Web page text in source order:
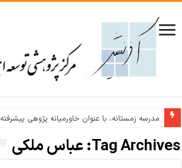
مدرسه زمستانه، با عنوان خاورمیانه پژوهی پیشرفته
Tag Archives: عباس ملکی